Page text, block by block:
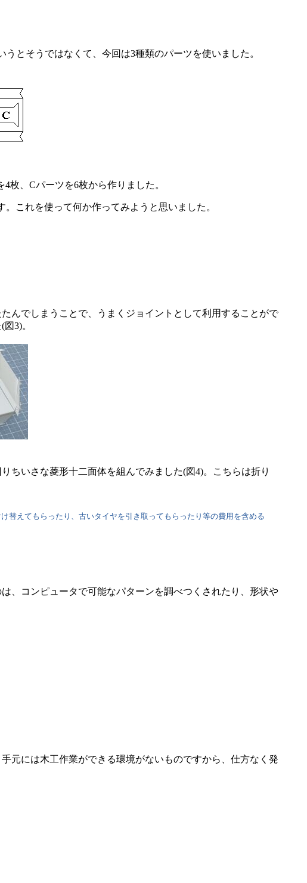
とそうではなくて、今回は3種類のパーツを使いました。
、Cパーツを6枚から作りました。
これを使って何か作ってみようと思いました。
んでしまうことで、うまくジョイントとして利用することがで
3)。
ちいさな菱形十二面体を組んでみました(図4)。こちらは折り
替えてもらったり、古いタイヤを引き取ってもらったり等の費用を含める
、コンピュータで可能なパターンを調べつくされたり、形状や
元には木工作業ができる環境がないものですから、仕方なく発